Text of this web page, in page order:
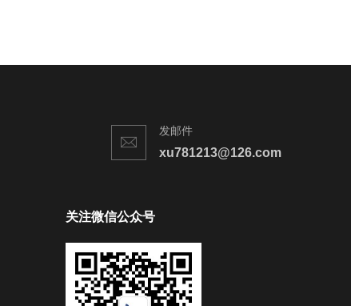
发邮件
xu781213@126.com
关注微信公众号